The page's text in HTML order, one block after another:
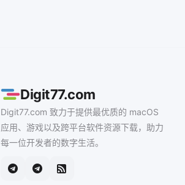
Digit77.com
Digit77.com 致力于提供最优质的 macOS
应用、游戏以及跨平台软件资源下载，助力
每一位开发者的数字生活。